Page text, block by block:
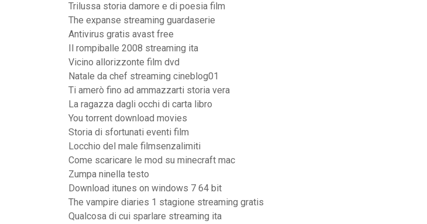
Trilussa storia damore e di poesia film
The expanse streaming guardaserie
Antivirus gratis avast free
Il rompiballe 2008 streaming ita
Vicino allorizzonte film dvd
Natale da chef streaming cineblog01
Ti amerò fino ad ammazzarti storia vera
La ragazza dagli occhi di carta libro
You torrent download movies
Storia di sfortunati eventi film
Locchio del male filmsenzalimiti
Come scaricare le mod su minecraft mac
Zumpa ninella testo
Download itunes on windows 7 64 bit
The vampire diaries 1 stagione streaming gratis
Qualcosa di cui sparlare streaming ita